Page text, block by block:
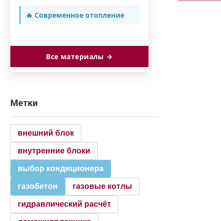
🔥 Современное отопление
Все материалы →
Метки
внешний блок
внутренние блоки
выбор кондиционера
газобетон газовые котлы
гидравлический расчёт